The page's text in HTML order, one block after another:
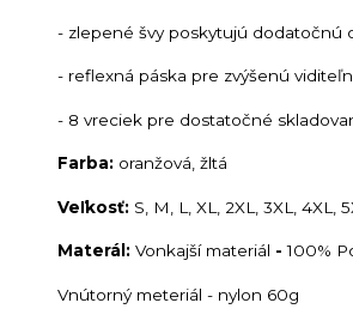
- zlepené švy poskytujú dodatočnú
- reflexná páska pre zvýšenú
- 8 vreciek pre dostatočné
Farba: oranžová, žltá
Veľkosť: S, M, L, XL, 2XL, 3XL, 4XL,
Materál: Vonkajší materiál -100%
Vnútorný meteriál - nylon 60g